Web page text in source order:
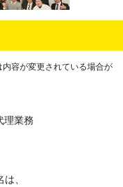
容が変更されている場合が
理業務
、